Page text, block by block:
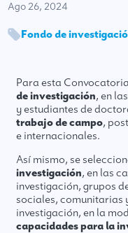
Ago 26, 2024
Fondo de
Para esta
de investigación, en
y estudiantes de
trabajo de campo,
e internacionales.
Así mismo, se
investigación, en las
investigación, grupos
sociales, comunitarias
investigación, en la
capacidades para la